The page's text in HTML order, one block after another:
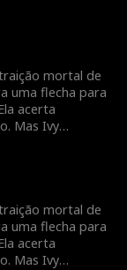
que seja
mortal de
uma flecha para
acerta
Mas Ivy
que seja
mortal de
uma flecha para
acerta
Mas Ivy